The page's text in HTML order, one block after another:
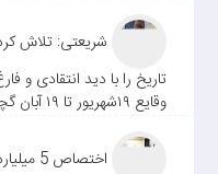
شریعتی: تلاش
تاریخ را با دید انتقادی و
وقایع ۱۹شهریور تا ۱۹ آبان گچساران/ فیلم